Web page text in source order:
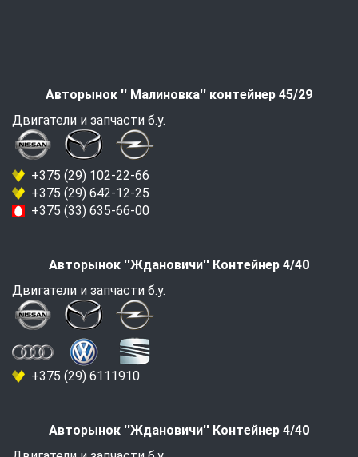
Авторынок '' Малиновка'' контейнер 45/29
Двигатели и запчасти б.у.
+375 (29) 102-22-66
+375 (29) 642-12-25
+375 (33) 635-66-00
Авторынок ''Ждановичи'' Контейнер 4/40
Двигатели и запчасти б.у.
+375 (29) 6111910
Авторынок ''Ждановичи'' Контейнер 4/40